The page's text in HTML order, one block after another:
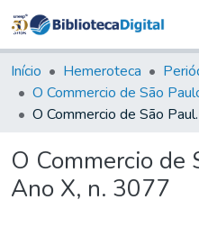
&
Início Hemeroteca
O Commercio de São
O
O Commercio de
Ano X, n. 3077